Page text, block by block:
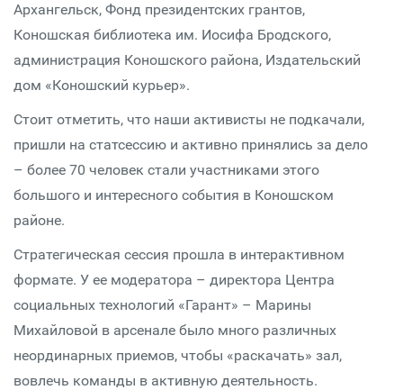
Архангельск, Фонд президентских грантов,
Коношская библиотека им. Иосифа Бродского,
администрация Коношского района, Издательский
дом «Коношский курьер».
Стоит отметить, что наши активисты не подкачали,
пришли на статсессию и активно принялись за дело
– более 70 человек стали участниками этого
большого и интересного события в Коношском
районе.
Стратегическая сессия прошла в интерактивном
формате. У ее модератора – директора Центра
социальных технологий «Гарант» – Марины
Михайловой в арсенале было много различных
неординарных приемов, чтобы «раскачать» зал,
вовлечь команды в активную деятельность.